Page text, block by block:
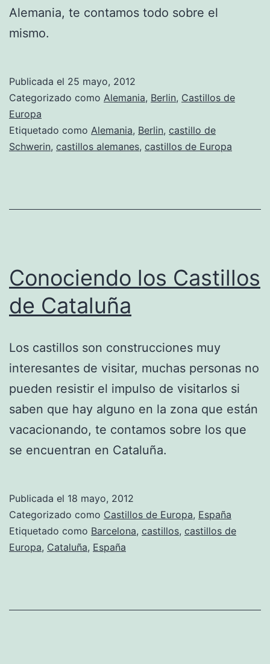
Alemania, te contamos todo sobre el
mismo.
Publicada el 25 mayo, 2012
Categorizado como Alemania, Berlin, Castillos de
Europa
Etiquetado como Alemania, Berlin, castillo de
Schwerin, castillos alemanes, castillos de Europa
Conociendo los Castillos
de Cataluña
Los castillos son construcciones muy
interesantes de visitar, muchas personas no
pueden resistir el impulso de visitarlos si
saben que hay alguno en la zona que están
vacacionando, te contamos sobre los que
se encuentran en Cataluña.
Publicada el 18 mayo, 2012
Categorizado como Castillos de Europa, España
Etiquetado como Barcelona, castillos, castillos de
Europa, Cataluña, España